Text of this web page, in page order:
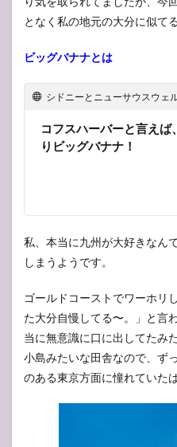
となく私の地元の大分に似て
ビッグバナナとは
シドニーとニューサウスウェ
コフスハーバーと言えば
りビッグバナナ！
私、本当に九州が大好きなん
しまうようです。
ゴールドコーストでワーホリ
た大分自慢してる〜。」と言
当に無意識に口に出してたみ
小島みたいな田舎なので、ず
のある東京方面に憧れていた